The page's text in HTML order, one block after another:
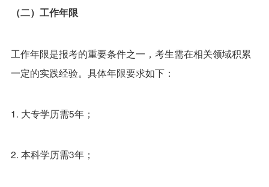
（二）工作年限
工作年限是报考的重要条件之一，考生需在相关领域积累
一定的实践经验。具体年限要求如下：
1. 大专学历需5年；
2. 本科学历需3年；